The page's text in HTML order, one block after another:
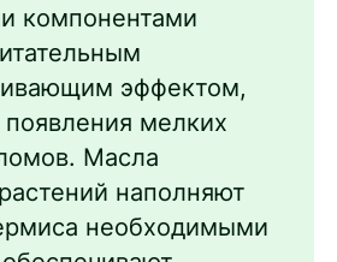
компонентами
эффектом,
мелких
Масла
наполняют
необходимыми